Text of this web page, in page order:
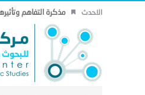
الاحدث مذكرة التفاهم